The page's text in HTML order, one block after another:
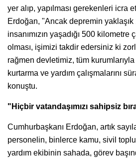
yer alıp, yapılması gerekenleri icra
Erdoğan, "Ancak depremin
insanımızın yaşadığı 500
olması, işimizi takdir edersiniz ki
rağmen devletimiz, tüm
kurtarma ve yardım çalışmalarını
konuştu.
"Hiçbir vatandaşımızı sahipsiz
Cumhurbaşkanı Erdoğan, artık
personelin, binlerce kamu, sivil
yardım ekibinin sahada, görev